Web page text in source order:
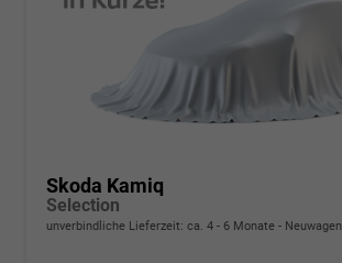
Skoda Kamiq
Selection
unverbindliche Lieferzeit: ca. 4 - 6 Monate Neuwagen